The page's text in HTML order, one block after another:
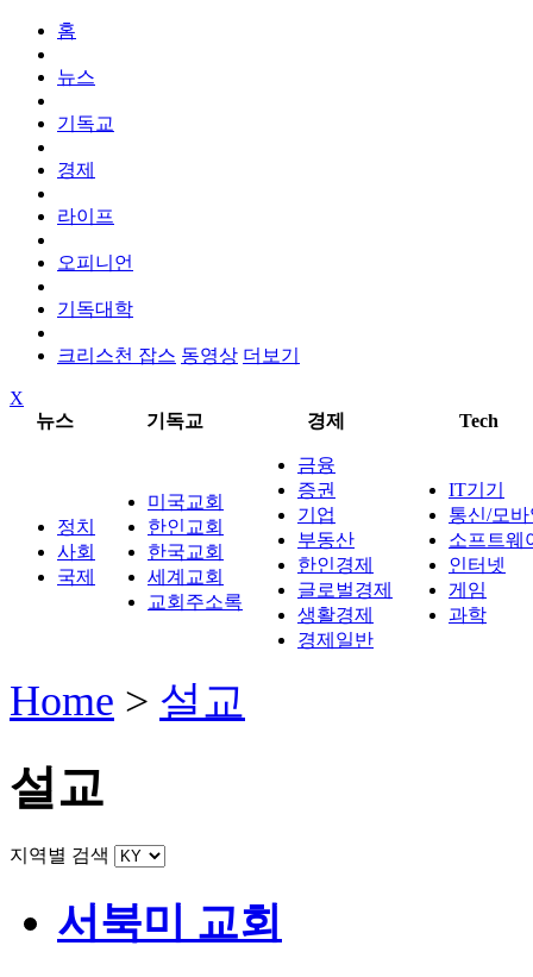
홈
뉴스
기독교
경제
라이프
오피니언
기독대학
크리스천 잡스 동영상 더보기
X
뉴스
기독교 경제 Tech
정치
사회
국제
미국교회
한인교회
한국교회
세계교회
교회주소록
금융
증권
기업
부동산
한인경제
글로벌경제
생활경제
경제일반
IT기기
통신/모
소프트웨
인터넷
게임
과학
Home > 설교
설교
지역별 검색
서북미 교회